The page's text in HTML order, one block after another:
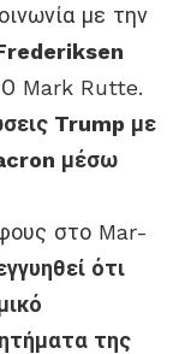
με την
Mark Rutte.
Trump με
μέσω
στο Mar-
ότι
της